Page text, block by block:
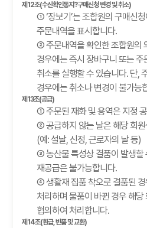
제12조(수신확인통지?구매신청 변경 및 취소)
① ‘장보기’는 조합원의 구매신청
주문내역을 표시합니다.
② 주문내역을 확인한 조합원의
경우에는 즉시 장바구니 또는
취소를 실행할 수 있습니다. 단,
경우에는 취소나 변경이 불가능
제13조(공급)
① 주문된 재화 및 용역은 지정
② 공급하지 않는 날은 해당 회
(예: 설날, 신정, 근로자의 날 등)
③ 농산물 특성상 결품이 발생할
재공급은 불가능합니다.
④ 생활재 집품 착오로 결품된
처리하며 물품이 바뀐 경우 해
협의하여 처리합니다.
제14조(환급, 반품 및 교환)